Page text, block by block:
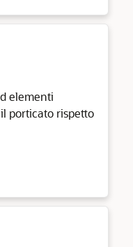
elementi
porticato rispetto